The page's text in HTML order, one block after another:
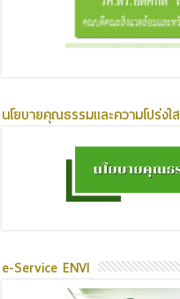
นโยบายคุณธรรมและความโปร่งใส
e-Service ENVI